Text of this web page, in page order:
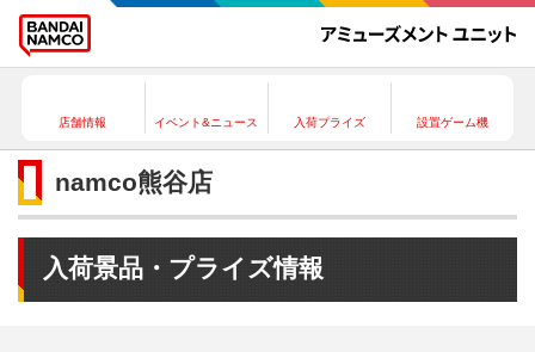
店舗情報 イベント&ニュース 入荷プライズ 設置ゲーム機
namco熊谷店
入荷景品・プライズ情報